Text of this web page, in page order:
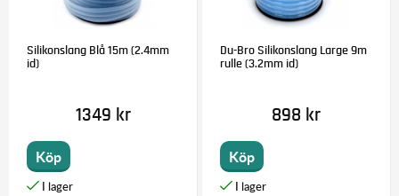
Silikonslang Blå 15m (2.4mm
id)
1349 kr
Köp
Du-Bro Silikonslang Large 9m
rulle (3.2mm id)
898 kr
Köp